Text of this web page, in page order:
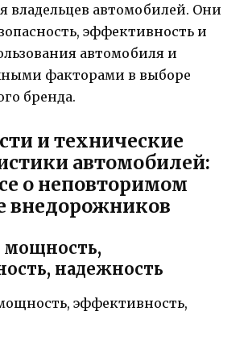
владельцев автомобилей. Они
эффективность и
автомобиля и
факторами в выборе
бренда.
и технические
автомобилей:
о неповторимом
внедорожников
мощность,
надежность